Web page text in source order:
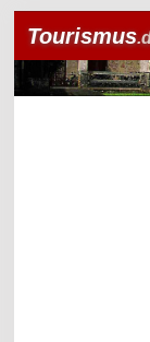
Tourismus